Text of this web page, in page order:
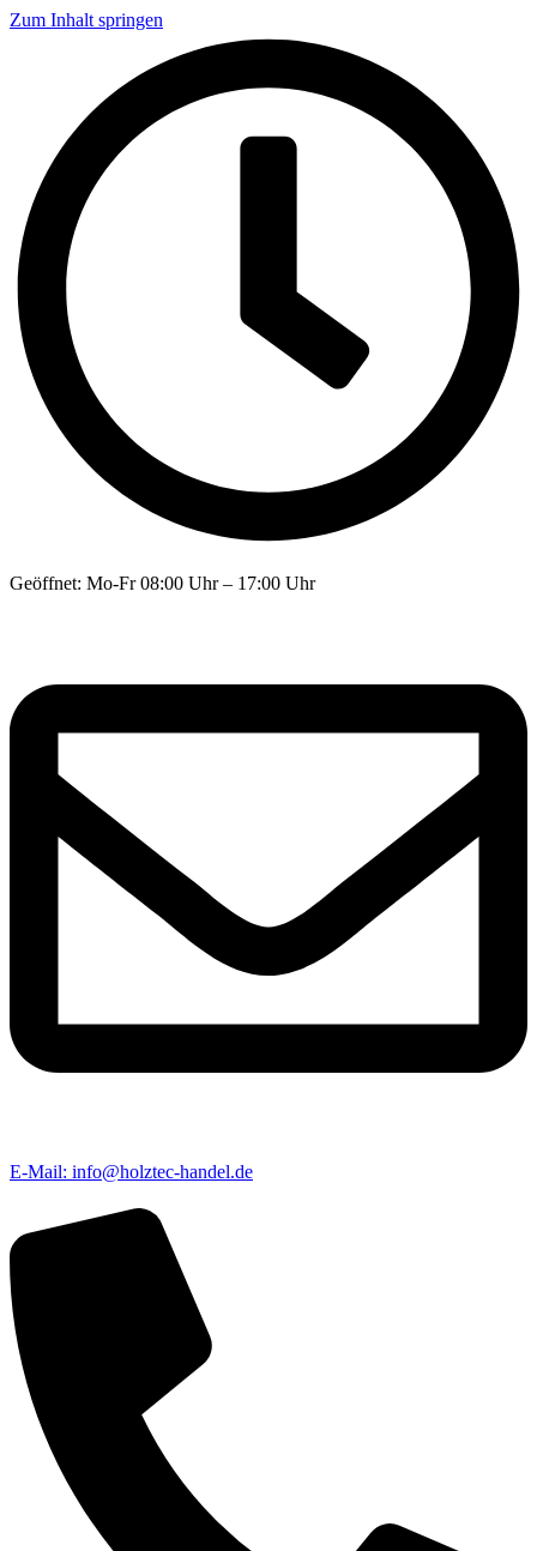
Zum Inhalt springen
Geöffnet: Mo-Fr 08:00 Uhr – 17:00 Uhr
E-Mail: info@holztec-handel.de